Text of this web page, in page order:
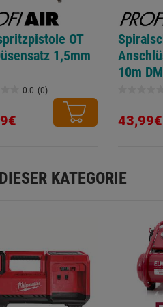
OT
1,5mm
0.0 (0)
10m
von
43,99€
KATEGORIE